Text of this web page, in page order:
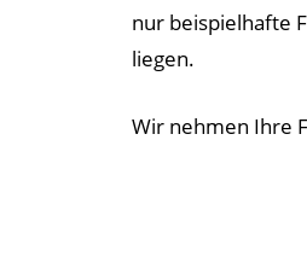
nur beispielhafte
liegen.
Wir nehmen Ihre